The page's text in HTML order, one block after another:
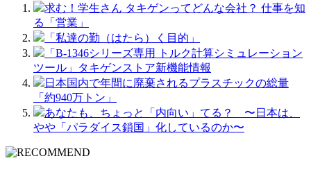
求む！学生さん タキゲンってどんな会社？ 仕事を知
る「営業」
「私達の勤（はたら）く目的」
「B-1346シリーズ専用 トルク計算シミュレーション
ツール」タキゲンストア新機能情報
日本国内で年間に廃棄されるプラスチックの総量
「約940万トン」
あなたも、ちょっと「内向い」てる？ 〜日本は、
やや「パラダイス鎖国」化しているのか〜